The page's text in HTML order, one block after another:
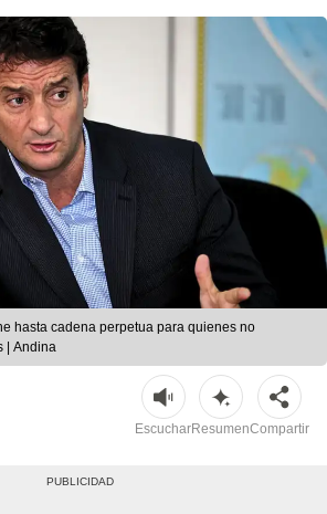
hasta cadena perpetua para quienes no
| Andina
EscucharResumenCompartir